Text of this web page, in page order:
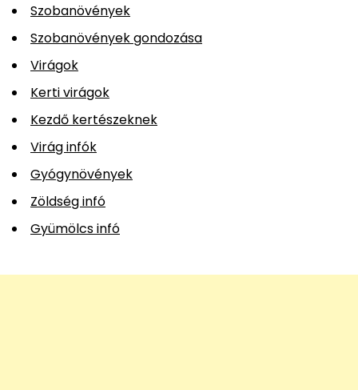
Szobanövények
Szobanövények gondozása
Virágok
Kerti virágok
Kezdő kertészeknek
Virág infók
Gyógynövények
Zöldség infó
Gyümölcs infó